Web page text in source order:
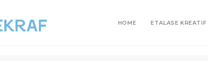
HOME ETALASE KREATIF